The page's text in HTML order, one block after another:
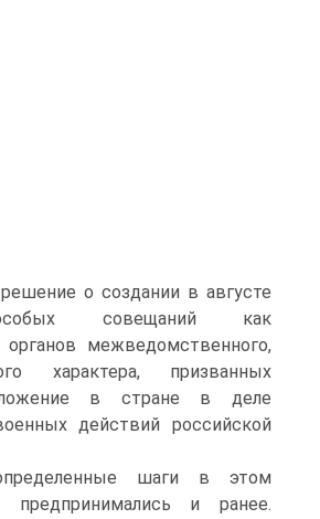
о создании в августе
совещаний как
органов межведомственного,
характера, призванных
в стране в деле
действий российской
шаги в этом
предпринимались и ранее.